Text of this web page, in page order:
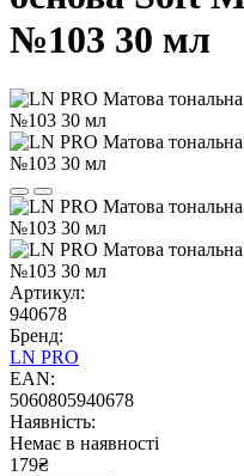
№103 30 мл
Артикул:
940678
Бренд:
LN PRO
EAN:
5060805940678
Наявність:
Немає в наявності
179₴